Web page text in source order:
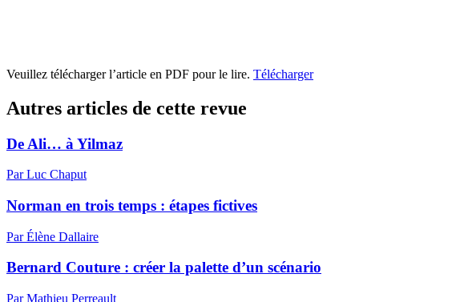
Veuillez télécharger l’article en PDF pour le lire. Télécharger
Autres articles de cette revue
De Ali… à Yilmaz
Par Luc Chaput
Norman en trois temps : étapes fictives
Par Élène Dallaire
Bernard Couture : créer la palette d’un scénario
Par Mathieu Perreault